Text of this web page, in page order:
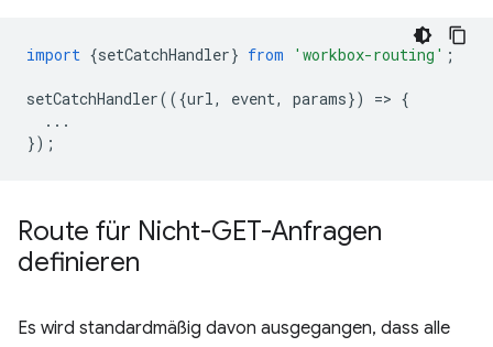
import {setCatchHandler} from 'workbox-routing' ;
setCatchHandler(({url, event, params}) => {
...
});
Route für Nicht-GET-Anfragen
definieren
Es wird standardmäßig davon ausgegangen, dass alle